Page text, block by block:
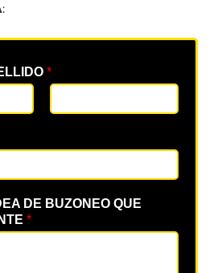
:
*
DE BUZONEO QUE
*